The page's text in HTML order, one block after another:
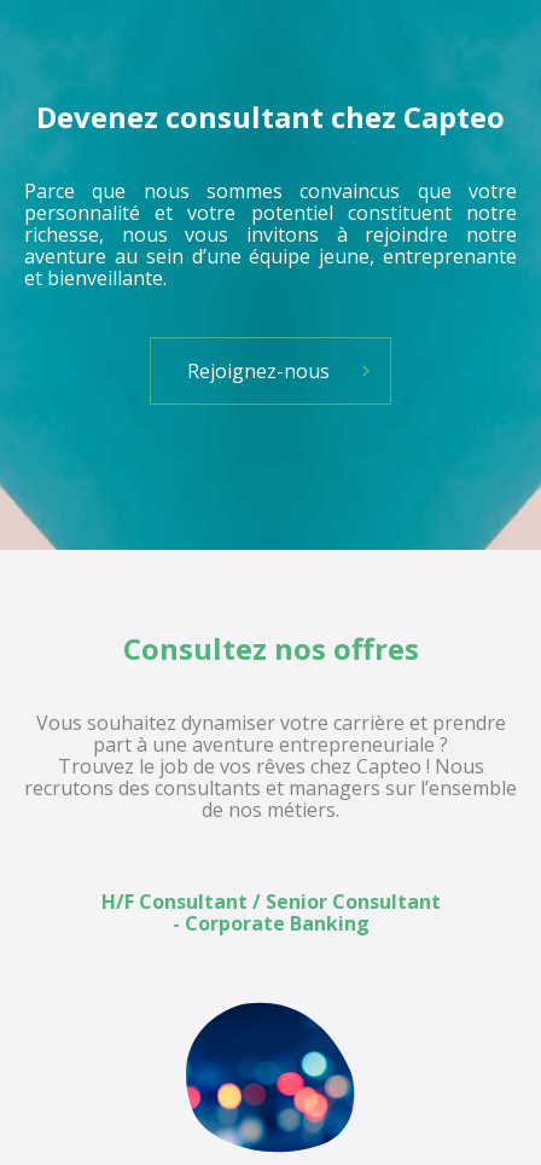
Devenez consultant chez Capteo
Parce que nous sommes convaincus que votre
personnalité et votre potentiel constituent notre
richesse, nous vous invitons à rejoindre notre
aventure au sein d’une équipe jeune, entreprenante
et bienveillante.
Rejoignez-nous
Consultez nos offres
Vous souhaitez dynamiser votre carrière et prendre
part à une aventure entrepreneuriale ?
Trouvez le job de vos rêves chez Capteo ! Nous
recrutons des consultants et managers sur l’ensemble
de nos métiers.
H/F Consultant / Senior Consultant
- Corporate Banking